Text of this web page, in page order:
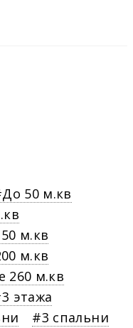
До 50 м.кв
м.кв
м.кв
260 м.кв
3 этажа
3 спальни